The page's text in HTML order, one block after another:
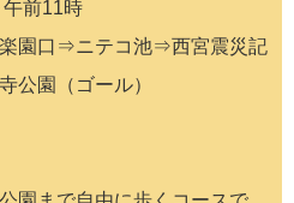
前11時
園口⇒ニテコ池⇒西宮震災記
園（ゴール）